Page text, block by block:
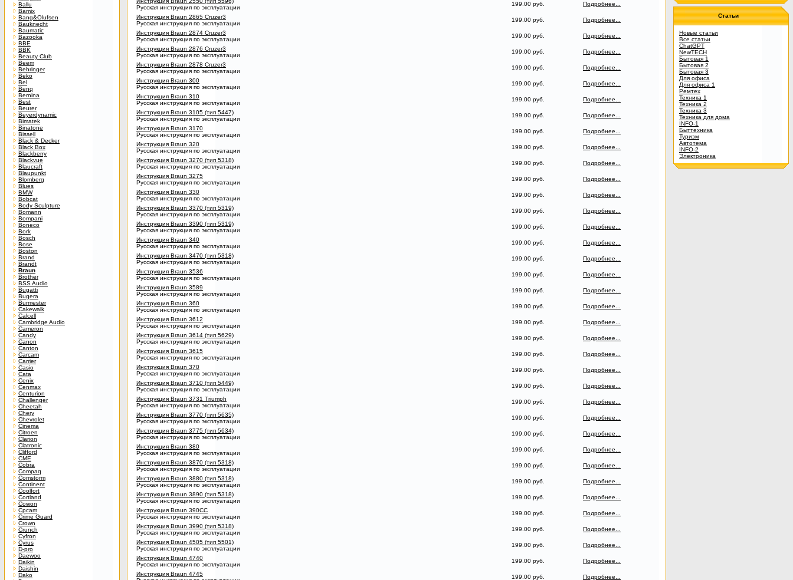
Ballu
Bamix
Bang&Olufsen
Bauknecht
Baumatic
Bazooka
BBE
BBK
Beauty Club
Beem
Behringer
Beko
Bel
Benq
Bernina
Best
Beurer
Beyerdynamic
Bimatek
Binatone
Bissell
Black & Decker
Black Box
Blackberry
Blackvue
Blaucraft
Blaupunkt
Blomberg
Blues
BMW
Bobcat
Body Sculpture
Bomann
Bompani
Boneco
Bork
Bosch
Bose
Boston
Brand
Brandt
Braun
Brother
BSS Audio
Bugatti
Bugera
Burmester
Cakewalk
Calcell
Cambridge Audio
Cameron
Candy
Canon
Canton
Carcam
Carrier
Casio
Cata
Cenix
Cenmax
Centurion
Challenger
Cheetah
Chery
Chevrolet
Cinema
Citroen
Clarion
Clatronic
Clifford
CME
Cobra
Compaq
Comstorm
Continent
Coolfort
Cortland
Cowon
Cpcam
Crime Guard
Crown
Crunch
Cyfron
Cyrus
D-pro
Daewoo
Daikin
Daishin
Dako
Русская инструкция по эксплуатации
199.00 руб.
Подробнее...
Инструкция Braun 2865 Cruzer3
Русская инструкция по эксплуатации
199.00 руб.
Подробнее...
Инструкция Braun 2874 Cruzer3
Русская инструкция по эксплуатации
199.00 руб.
Подробнее...
Инструкция Braun 2876 Cruzer3
Русская инструкция по эксплуатации
199.00 руб.
Подробнее...
Инструкция Braun 2878 Cruzer3
Русская инструкция по эксплуатации
199.00 руб.
Подробнее...
Инструкция Braun 300
Русская инструкция по эксплуатации
199.00 руб.
Подробнее...
Инструкция Braun 310
Русская инструкция по эксплуатации
199.00 руб.
Подробнее...
Инструкция Braun 3105 (тип 5447)
Русская инструкция по эксплуатации
199.00 руб.
Подробнее...
Инструкция Braun 3170
Русская инструкция по эксплуатации
199.00 руб.
Подробнее...
Инструкция Braun 320
Русская инструкция по эксплуатации
199.00 руб.
Подробнее...
Инструкция Braun 3270 (тип 5318)
Русская инструкция по эксплуатации
199.00 руб.
Подробнее...
Инструкция Braun 3275
Русская инструкция по эксплуатации
199.00 руб.
Подробнее...
Инструкция Braun 330
Русская инструкция по эксплуатации
199.00 руб.
Подробнее...
Инструкция Braun 3370 (тип 5319)
Русская инструкция по эксплуатации
199.00 руб.
Подробнее...
Инструкция Braun 3390 (тип 5319)
Русская инструкция по эксплуатации
199.00 руб.
Подробнее...
Инструкция Braun 340
Русская инструкция по эксплуатации
199.00 руб.
Подробнее...
Инструкция Braun 3470 (тип 5318)
Русская инструкция по эксплуатации
199.00 руб.
Подробнее...
Инструкция Braun 3536
Русская инструкция по эксплуатации
199.00 руб.
Подробнее...
Инструкция Braun 3589
Русская инструкция по эксплуатации
199.00 руб.
Подробнее...
Инструкция Braun 360
Русская инструкция по эксплуатации
199.00 руб.
Подробнее...
Инструкция Braun 3612
Русская инструкция по эксплуатации
199.00 руб.
Подробнее...
Инструкция Braun 3614 (тип 5629)
Русская инструкция по эксплуатации
199.00 руб.
Подробнее...
Инструкция Braun 3615
Русская инструкция по эксплуатации
199.00 руб.
Подробнее...
Инструкция Braun 370
Русская инструкция по эксплуатации
199.00 руб.
Подробнее...
Инструкция Braun 3710 (тип 5449)
Русская инструкция по эксплуатации
199.00 руб.
Подробнее...
Инструкция Braun 3731 Triumph
Русская инструкция по эксплуатации
199.00 руб.
Подробнее...
Инструкция Braun 3770 (тип 5635)
Русская инструкция по эксплуатации
199.00 руб.
Подробнее...
Инструкция Braun 3775 (тип 5634)
Русская инструкция по эксплуатации
199.00 руб.
Подробнее...
Инструкция Braun 380
Русская инструкция по эксплуатации
199.00 руб.
Подробнее...
Инструкция Braun 3870 (тип 5318)
Русская инструкция по эксплуатации
199.00 руб.
Подробнее...
Инструкция Braun 3880 (тип 5318)
Русская инструкция по эксплуатации
199.00 руб.
Подробнее...
Инструкция Braun 3890 (тип 5318)
Русская инструкция по эксплуатации
199.00 руб.
Подробнее...
Инструкция Braun 390CC
Русская инструкция по эксплуатации
199.00 руб.
Подробнее...
Инструкция Braun 3990 (тип 5318)
Русская инструкция по эксплуатации
199.00 руб.
Подробнее...
Инструкция Braun 4505 (тип 5501)
Русская инструкция по эксплуатации
199.00 руб.
Подробнее...
Инструкция Braun 4740
Русская инструкция по эксплуатации
199.00 руб.
Подробнее...
Инструкция Braun 4745
199.00 руб.
Подробнее...
Статьи
Новые статьи
Все статьи
ChatGPT
NewTECH
Бытовая 1
Бытовая 2
Бытовая 3
Для офиса
Для офиса 1
Ремтех
Техника 1
Техника 2
Техника 3
Техника для дома
INFO-1
Быттехника
Туризм
Автотема
INFO-2
Электроника